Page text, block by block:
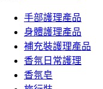
手部護理產品
身體護理產品
補充裝護理產品
香氛日常護理
香氛皂